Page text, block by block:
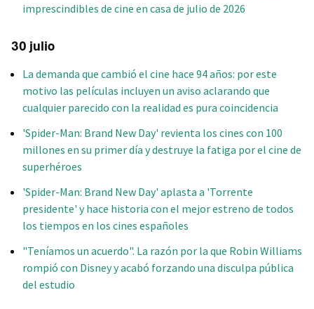
imprescindibles de cine en casa de julio de 2026
30 julio
La demanda que cambió el cine hace 94 años: por este
motivo las películas incluyen un aviso aclarando que
cualquier parecido con la realidad es pura coincidencia
'Spider-Man: Brand New Day' revienta los cines con 100
millones en su primer día y destruye la fatiga por el cine de
superhéroes
'Spider-Man: Brand New Day' aplasta a 'Torrente
presidente' y hace historia con el mejor estreno de todos
los tiempos en los cines españoles
"Teníamos un acuerdo". La razón por la que Robin Williams
rompió con Disney y acabó forzando una disculpa pública
del estudio